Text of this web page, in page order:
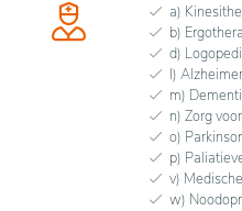
a)
b)
d)
l) Alzheimer
m)
n) Zorg
o)
p)
v)
w)